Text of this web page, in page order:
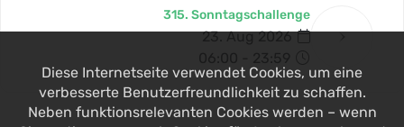
315. Sonntagschallenge
23. Aug 2026
Diese Internetseite verwendet Cookies, um eine
verbesserte Benutzerfreundlichkeit zu schaffen.
Neben funktionsrelevanten Cookies werden – wenn